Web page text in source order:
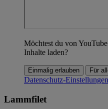
Möchtest du von
Inhalte laden?
Einmalig erlauben Für
Datenschutz-Einstellungen
Lammfilet